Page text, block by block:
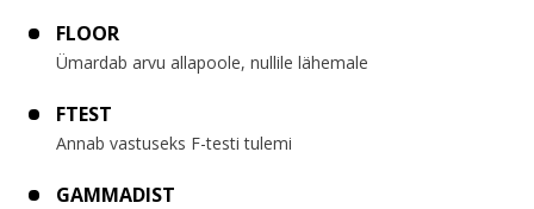
FLOOR
Ümardab arvu allapoole, nullile lähemale
FTEST
Annab vastuseks F-testi tulemi
GAMMADIST